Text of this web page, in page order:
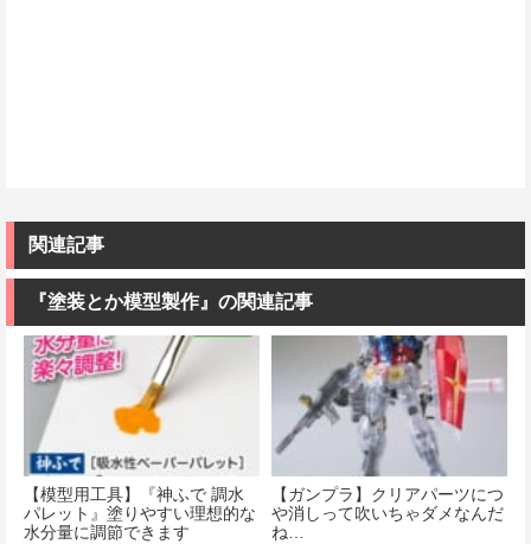
関連記事
『塗装とか模型製作』の関連記事
【模型用工具】『神ふで 調水
パレット』塗りやすい理想的な
水分量に調節できます
【ガンプラ】クリアパーツにつ
や消しって吹いちゃダメなんだ
ね…